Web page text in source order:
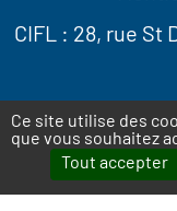
Ce site utilise des
que vous souhaitez
Tout accepter
CIFL : 28, rue St